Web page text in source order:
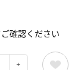
確認ください